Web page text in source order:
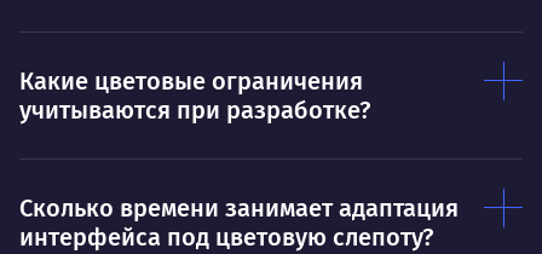
Умею
Договариваться.
сказано.
О
Какие цветовые ограничения
учитываются при разработке?
Сколько времени занимает адаптация
интерфейса под цветовую слепоту?